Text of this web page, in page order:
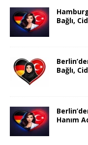
Bağlı,
Bağlı,
Hanım